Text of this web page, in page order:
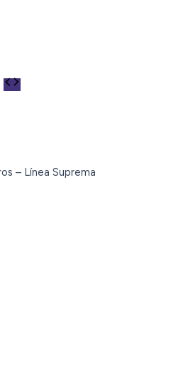
– Línea Suprema